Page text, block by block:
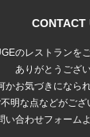
CONTACT
のレストランを
ありがとうござい
かお気づきになら
明な点などがござ
い合わせフォーム